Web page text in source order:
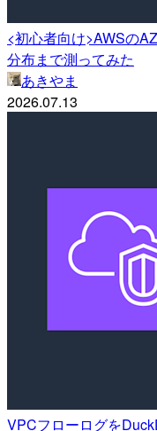
<初心者向け>AWSの
分布まで測ってみた
あきやま
2026.07.13
VPCフローログを